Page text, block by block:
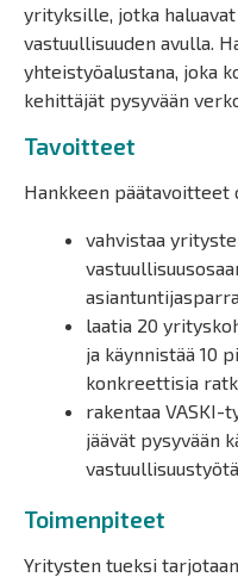
yrityksille, jotka
vastuullisuuden avulla.
yhteistyöalustana, joka
kehittäjät pysyvään
Tavoitteet
Hankkeen päätavoitteet
vahvistaa
laatia 20
ja käynnistää 10
konkreettisia
rakentaa VASKI-
jäävät pysyvään
Toimenpiteet
Yritysten tueksi